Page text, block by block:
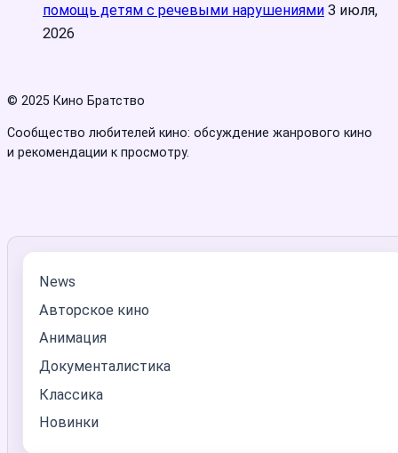
помощь детям с речевыми нарушениями 3 июля,
2026
© 2025 Кино Братство
Сообщество любителей кино: обсуждение жанрового кино
и рекомендации к просмотру.
News
Авторское кино
Анимация
Документалистика
Классика
Новинки